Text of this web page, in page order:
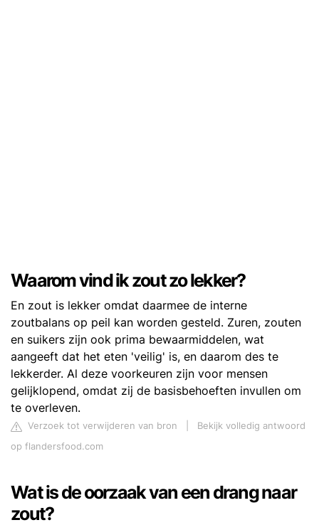
Waarom vind ik zout zo lekker?
En zout is lekker omdat daarmee de interne
zoutbalans op peil kan worden gesteld. Zuren, zouten
en suikers zijn ook prima bewaarmiddelen, wat
aangeeft dat het eten 'veilig' is, en daarom des te
lekkerder. Al deze voorkeuren zijn voor mensen
gelijklopend, omdat zij de basisbehoeften invullen om
te overleven.
Verzoek tot verwijderen van bron
Bekijk volledig antwoord
op flandersfood.com
Wat is de oorzaak van een drang naar
zout?